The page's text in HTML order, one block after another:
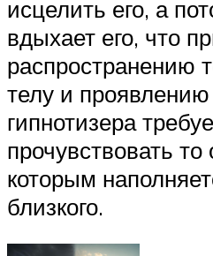
исцелить его, а
вдыхает его, что
распространению
телу и
гипнотизера
прочувствовать
которым
близкого.